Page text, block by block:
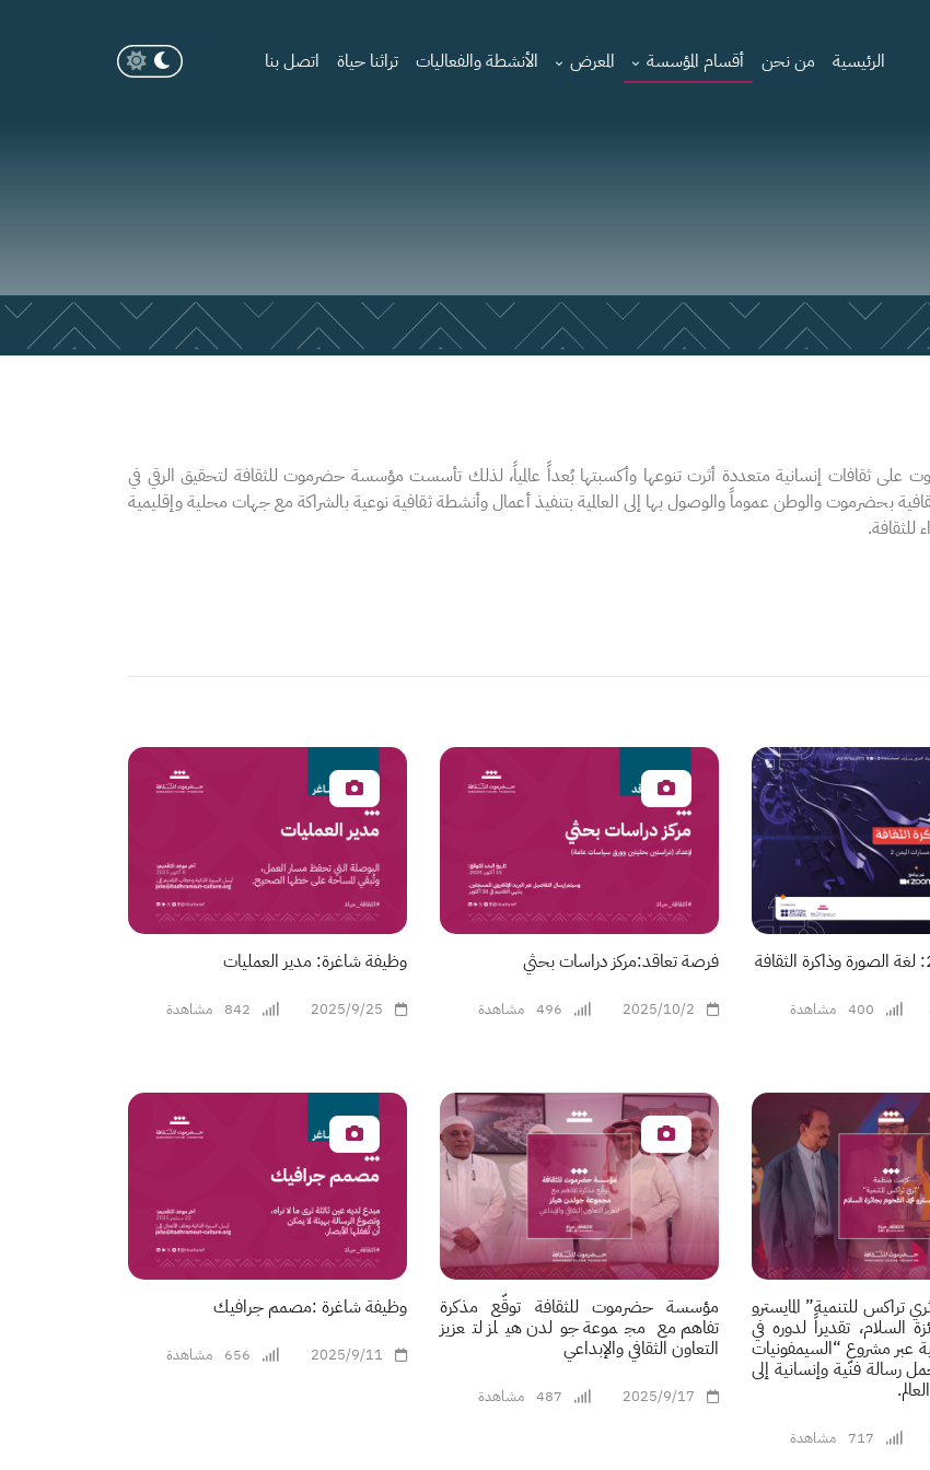
الرئيسية من نحن أقسام المؤسسة المعرض الأنشطة والفعاليات تراثنا حياة اتصل بنا
على ثقافات إنسانية متعددة أثرت تنوعها وأكسبتها بُعداً عالمياً، لذلك تأسست مؤسسة حضرموت للثقافة لتحقيق الرقي في
بحضرموت والوطن عموماً والوصول بها إلى العالمية بتنفيذ أعمال وأنشطة ثقافية نوعية بالشراكة مع جهات محلية وإقليمية
للثقافة.
400 مشاهدة
فرصة تعاقد:مركز دراسات بحثي
2025/10/2
496 مشاهدة
وظيفة شاغرة: مدير العمليات
2025/9/25
842 مشاهدة
تراكس للتنمية” المايسترو
السلام، تقديراً لدوره في
عبر مشروع “السيمفونيات
رسالة فنّية وإنسانية إلى
717 مشاهدة
مؤسسة حضرموت للثقافة توقّع مذكرة
تفاهم مع مجموعة جولدن هيلز لتعزيز
التعاون الثقافي والإبداعي
2025/9/17
487 مشاهدة
وظيفة شاغرة :مصمم جرافيك
2025/9/11
656 مشاهدة